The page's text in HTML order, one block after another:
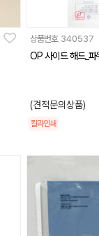
상품번호 340537
OP 사이드 해드_파
(견적문의상품)
칼라인쇄